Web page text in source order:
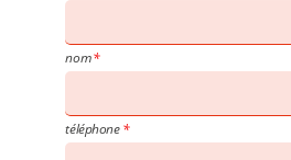
nom
téléphone